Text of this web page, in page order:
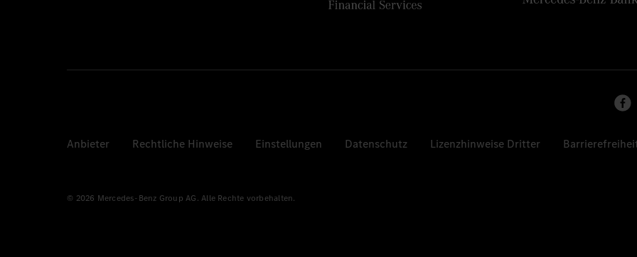
Anbieter Rechtliche Hinweise Einstellungen Datenschutz Lizenzhinweise Dritter
© 2026 Mercedes-Benz Group AG. Alle Rechte vorbehalten.